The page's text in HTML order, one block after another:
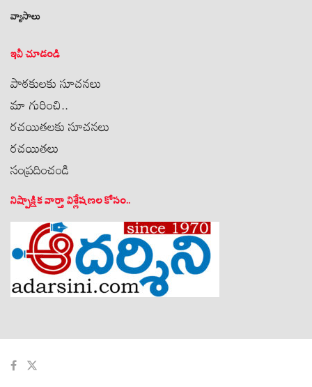
వ్యాసాలు
ఇవీ చూడండి
పాఠకులకు సూచనలు
మా గురించి..
రచయితలకు సూచనలు
రచయితలు
సంప్రదించండి
నిష్పాక్షిక వార్తా విశ్లేషణల కోసం..